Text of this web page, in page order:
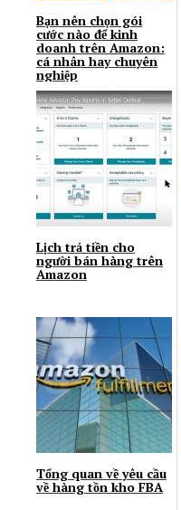
Bạn nên chọn gói
cước nào để kinh
doanh trên Amazon:
cá nhân hay chuyên
nghiệp
Lịch trả tiền cho
người bán hàng trên
Amazon
Tổng quan về yêu cầu
về hàng tồn kho FBA